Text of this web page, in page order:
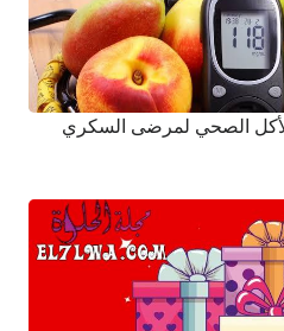
الصحي لمرضى السكري